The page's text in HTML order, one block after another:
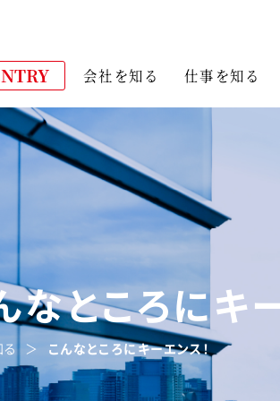
会社を知る 仕事を知る
なところにキ
こんなところにキーエンス！